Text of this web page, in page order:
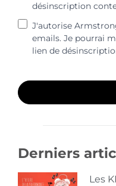
désinscription
J'autorise
emails. Je pourrai
lien de
Derniers
Les